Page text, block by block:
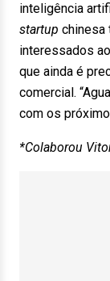
inteligência
startup chinesa
interessados
que ainda é
comercial.
com os
*Colaborou